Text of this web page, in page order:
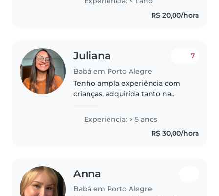
tenha certificação de primeiros
socorros, me considero umaR$ 20,00/hora
Juliana
Babá em Porto Alegre
7
Tenho ampla experiência com
crianças, adquirida tanto na
trabalhos pontuais como babá.
Durante esse período, fui
Experiência: > 5 anos
R$ 30,00/hora
Anna
Babá em Porto Alegre